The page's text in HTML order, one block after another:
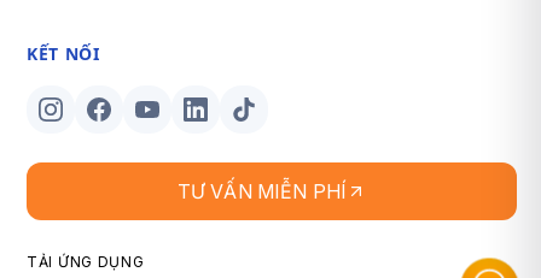
KẾT NỐI
TƯ VẤN MIỄN PHÍ
TẢI ỨNG DỤNG